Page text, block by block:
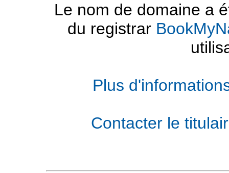
Le nom de domaine a
du registrar
Plus
Contacter le